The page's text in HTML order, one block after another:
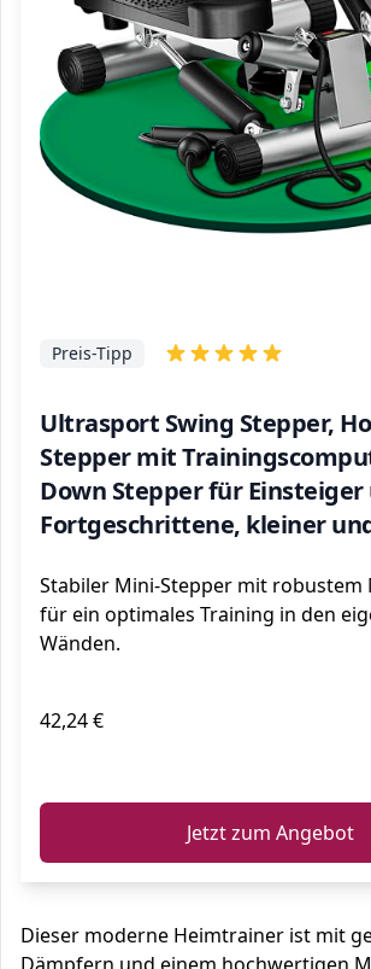
Ultrasport Swing Stepper,
Stepper mit
Down Stepper für Einsteiger
Fortgeschrittene, kleiner
Bein- und Po-Training
Preis-Tipp
Stabiler Mini-Stepper mit robustem
für ein optimales Training in den
Wänden.
42,24 €
Jetzt zum Angebot
Dieser moderne Heimtrainer ist mit